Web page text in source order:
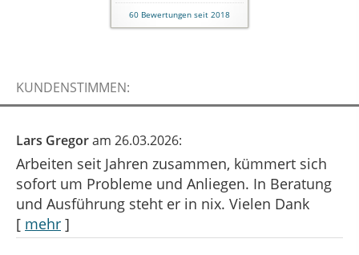
60 Bewertungen seit 2018
KUNDENSTIMMEN:
Lars Gregoram 26.03.2026:
Arbeiten seit Jahren zusammen, kümmert sich
sofort um Probleme und Anliegen. In Beratung
und Ausführung steht er in nix. Vielen Dank
[ mehr ]